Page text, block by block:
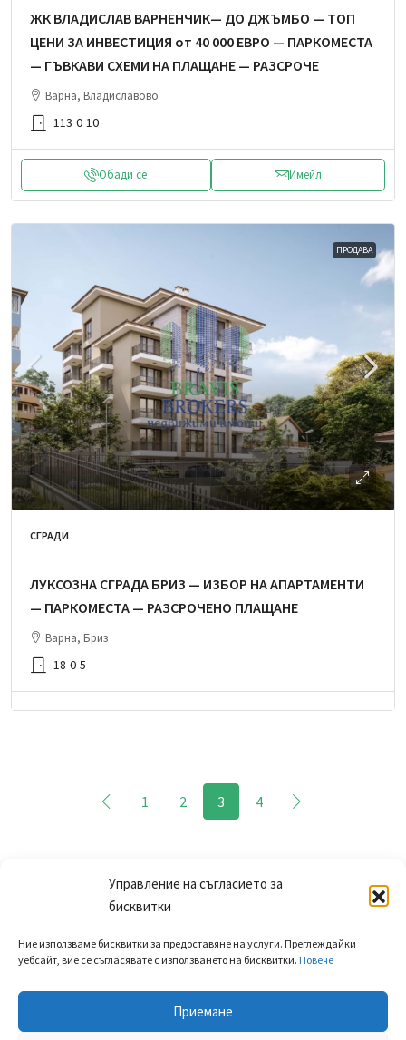
Управление на съгласието за
бисквитки
Ние използваме бисквитки за предоставяне на услуги. Преглеждайки
уебсайт, вие се съгласявате с използването на бисквитки. Повече
Приемане
ЖК ВЛАДИСЛАВ ВАРНЕНЧИК— ДО ДЖЪМБО — ТОП
ЦЕНИ ЗА ИНВЕСТИЦИЯ от 40 000 ЕВРО — ПАРКОМЕСТА
— ГЪВКАВИ СХЕМИ НА ПЛАЩАНЕ — РАЗСРОЧЕ
Варна, Владиславово
113 0 10
Обади се Имейл
ПРОДАВА
СГРАДИ
ЛУКСОЗНА СГРАДА БРИЗ — ИЗБОР НА АПАРТАМЕНТИ
— ПАРКОМЕСТА — РАЗСРОЧЕНО ПЛАЩАНЕ
Варна, Бриз
18 0 5
1 2 3 4